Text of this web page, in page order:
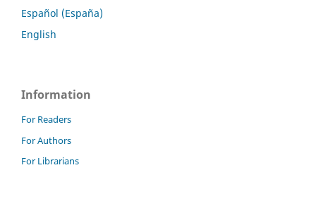
Español (España)
English
Information
For Readers
For Authors
For Librarians